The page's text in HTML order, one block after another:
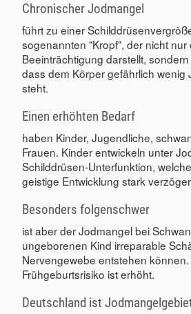
Chronischer Jodmangel
führt zu einer
sogenannten "Kropf", der nicht nur
Beeinträchtigung darstellt,
dass dem Körper gefährlich wenig
steht.
Einen erhöhten Bedarf
haben Kinder, Jugendliche,
Frauen. Kinder entwickeln unter
Schilddrüsen-Unterfunktion,
geistige Entwicklung stark
Besonders folgenschwer
ist aber der Jodmangel bei
ungeborenen Kind irreparable
Nervengewebe entstehen
Frühgeburtsrisiko ist erhöht.
Deutschland ist